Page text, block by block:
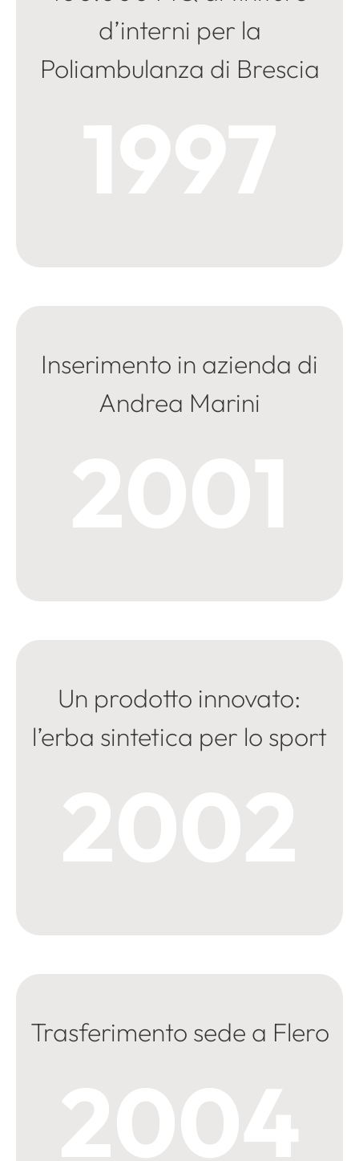
d’interni per la
Poliambulanza di Brescia
1997
Inserimento in azienda di
Andrea Marini
2001
Un prodotto innovato:
l’erba sintetica per lo sport
2002
Trasferimento sede a Flero
2004